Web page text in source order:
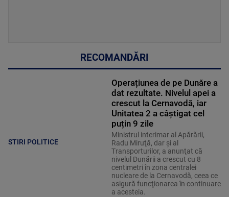
RECOMANDĂRI
STIRI POLITICE
Operațiunea de pe Dunăre a
dat rezultate. Nivelul apei a
crescut la Cernavodă, iar
Unitatea 2 a câștigat cel
puțin 9 zile
Ministrul interimar al Apărării,
Radu Miruţă, dar şi al
Transporturilor, a anunţat că
nivelul Dunării a crescut cu 8
centimetri în zona centralei
nucleare de la Cernavodă, ceea ce
asigură funcţionarea în continuare
a acesteia.